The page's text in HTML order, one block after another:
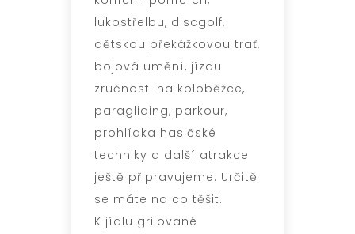
lukostřelbu, discgolf,
dětskou překážkovou trať,
bojová umění, jízdu
zručnosti na koloběžce,
paragliding, parkour,
prohlídka hasičské
techniky a další atrakce
ještě připravujeme. Určitě
se máte na co těšit.
K jídlu grilované